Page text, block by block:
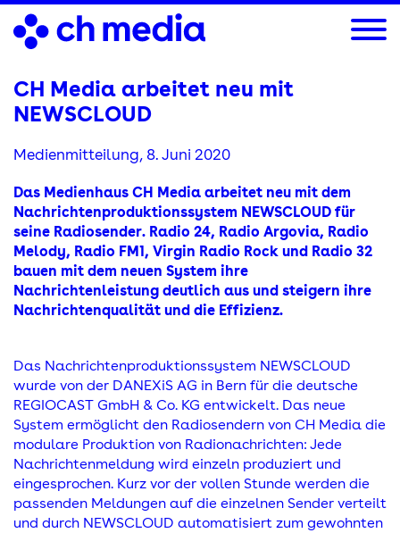
Direkt
zum
Inhalt
CH Media arbeitet neu mit
NEWSCLOUD
Medienmitteilung, 8. Juni 2020
Das Medienhaus CH Media arbeitet neu mit dem
Nachrichtenproduktionssystem NEWSCLOUD für
seine Radiosender. Radio 24, Radio Argovia, Radio
Melody, Radio FM1, Virgin Radio Rock und Radio 32
bauen mit dem neuen System ihre
Nachrichtenleistung deutlich aus und steigern ihre
Nachrichtenqualität und die Effizienz.
Das Nachrichtenproduktionssystem NEWSCLOUD
wurde von der DANEXiS AG in Bern für die deutsche
REGIOCAST GmbH & Co. KG entwickelt. Das neue
System ermöglicht den Radiosendern von CH Media die
modulare Produktion von Radionachrichten: Jede
Nachrichtenmeldung wird einzeln produziert und
eingesprochen. Kurz vor der vollen Stunde werden die
passenden Meldungen auf die einzelnen Sender verteilt
und durch NEWSCLOUD automatisiert zum gewohnten